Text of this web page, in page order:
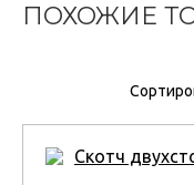
ПОХОЖИЕ